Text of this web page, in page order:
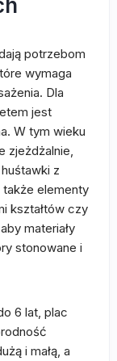
potrzebom
wymaga
Dla
jest
W tym wieku
zjeżdżalnie,
z
także elementy
kształtów czy
materiały
stonowane i
6 lat, plac
i małą, a